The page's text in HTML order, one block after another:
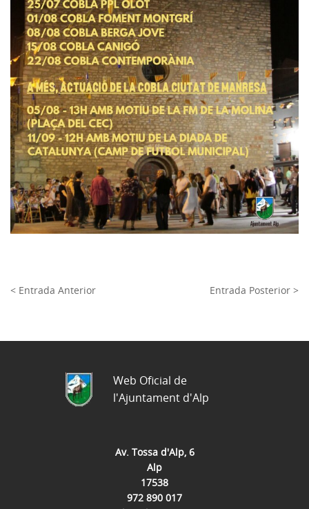
< Entrada Anterior Entrada Posterior >
Av. Tossa d'Alp, 6
Alp
17538
972 890 017
Web Oficial de
l'Ajuntament d'Alp